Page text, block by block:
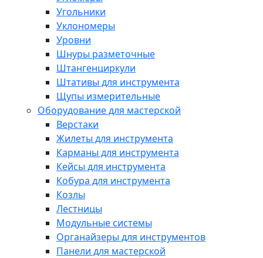
Угольники
Уклономеры
Уровни
Шнуры разметочные
Штангенциркули
Штативы для инструмента
Щупы измерительные
Оборудование для мастерской
Верстаки
Жилеты для инструмента
Карманы для инструмента
Кейсы для инструмента
Кобура для инструмента
Козлы
Лестницы
Модульные системы
Органайзеры для инструментов
Панели для мастерской